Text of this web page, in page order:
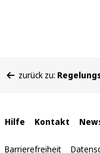
befinden
zurück zu:
Interne
Links
Hilfe Kontakt
Barrierefreiheit